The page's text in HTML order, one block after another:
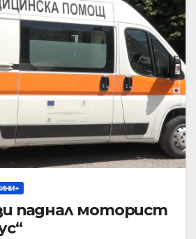
паднал моторист